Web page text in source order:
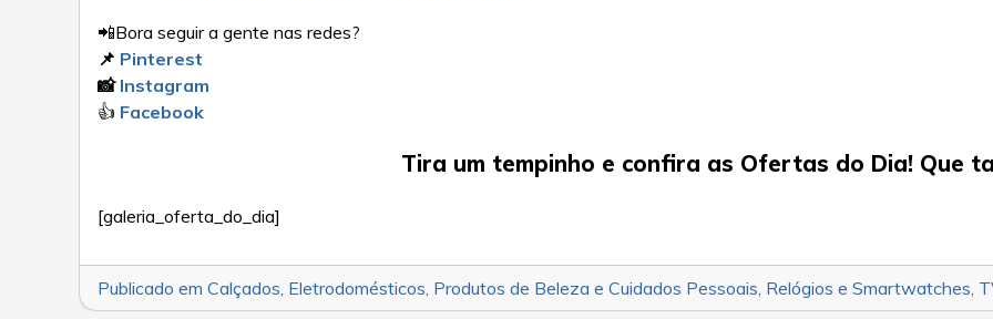
📲Bora seguir a gente nas redes?
📌 Pinterest
📸Instagram
👍 Facebook
Tira um tempinho e confira as Ofertas do Dia! Que
[galeria_oferta_do_dia]
Publicado em Calçados Eletrodomésticos Produtos de Beleza e Cuidados Pessoais Relógios e Smartwatches